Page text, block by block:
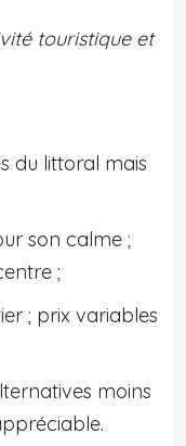
touristique et
du littoral mais
son calme ;
;
; prix variables
moins